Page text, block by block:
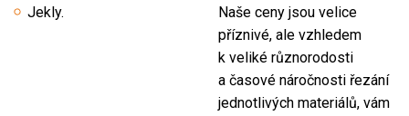
Jekly.
Naše ceny jsou velice
příznivé, ale vzhledem
k veliké různorodosti
a časové náročnosti řezání
jednotlivých materiálů, vám